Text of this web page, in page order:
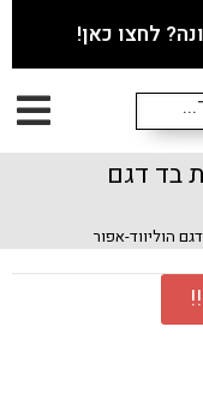
בד דגם
הוליווד-אפור